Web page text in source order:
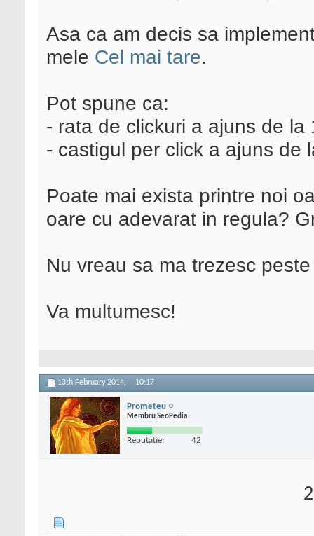
Asa ca am decis sa
mele Cel mai tare.
Pot spune ca:
- rata de clickuri a ajuns de la
- castigul per click a ajuns de
Poate mai exista printre noi
oare cu adevarat in regula?
Nu vreau sa ma trezesc
Va multumesc!
13th February 2014, 10:17
Prometeu
Membru SeoPedia
Reputatie: 42